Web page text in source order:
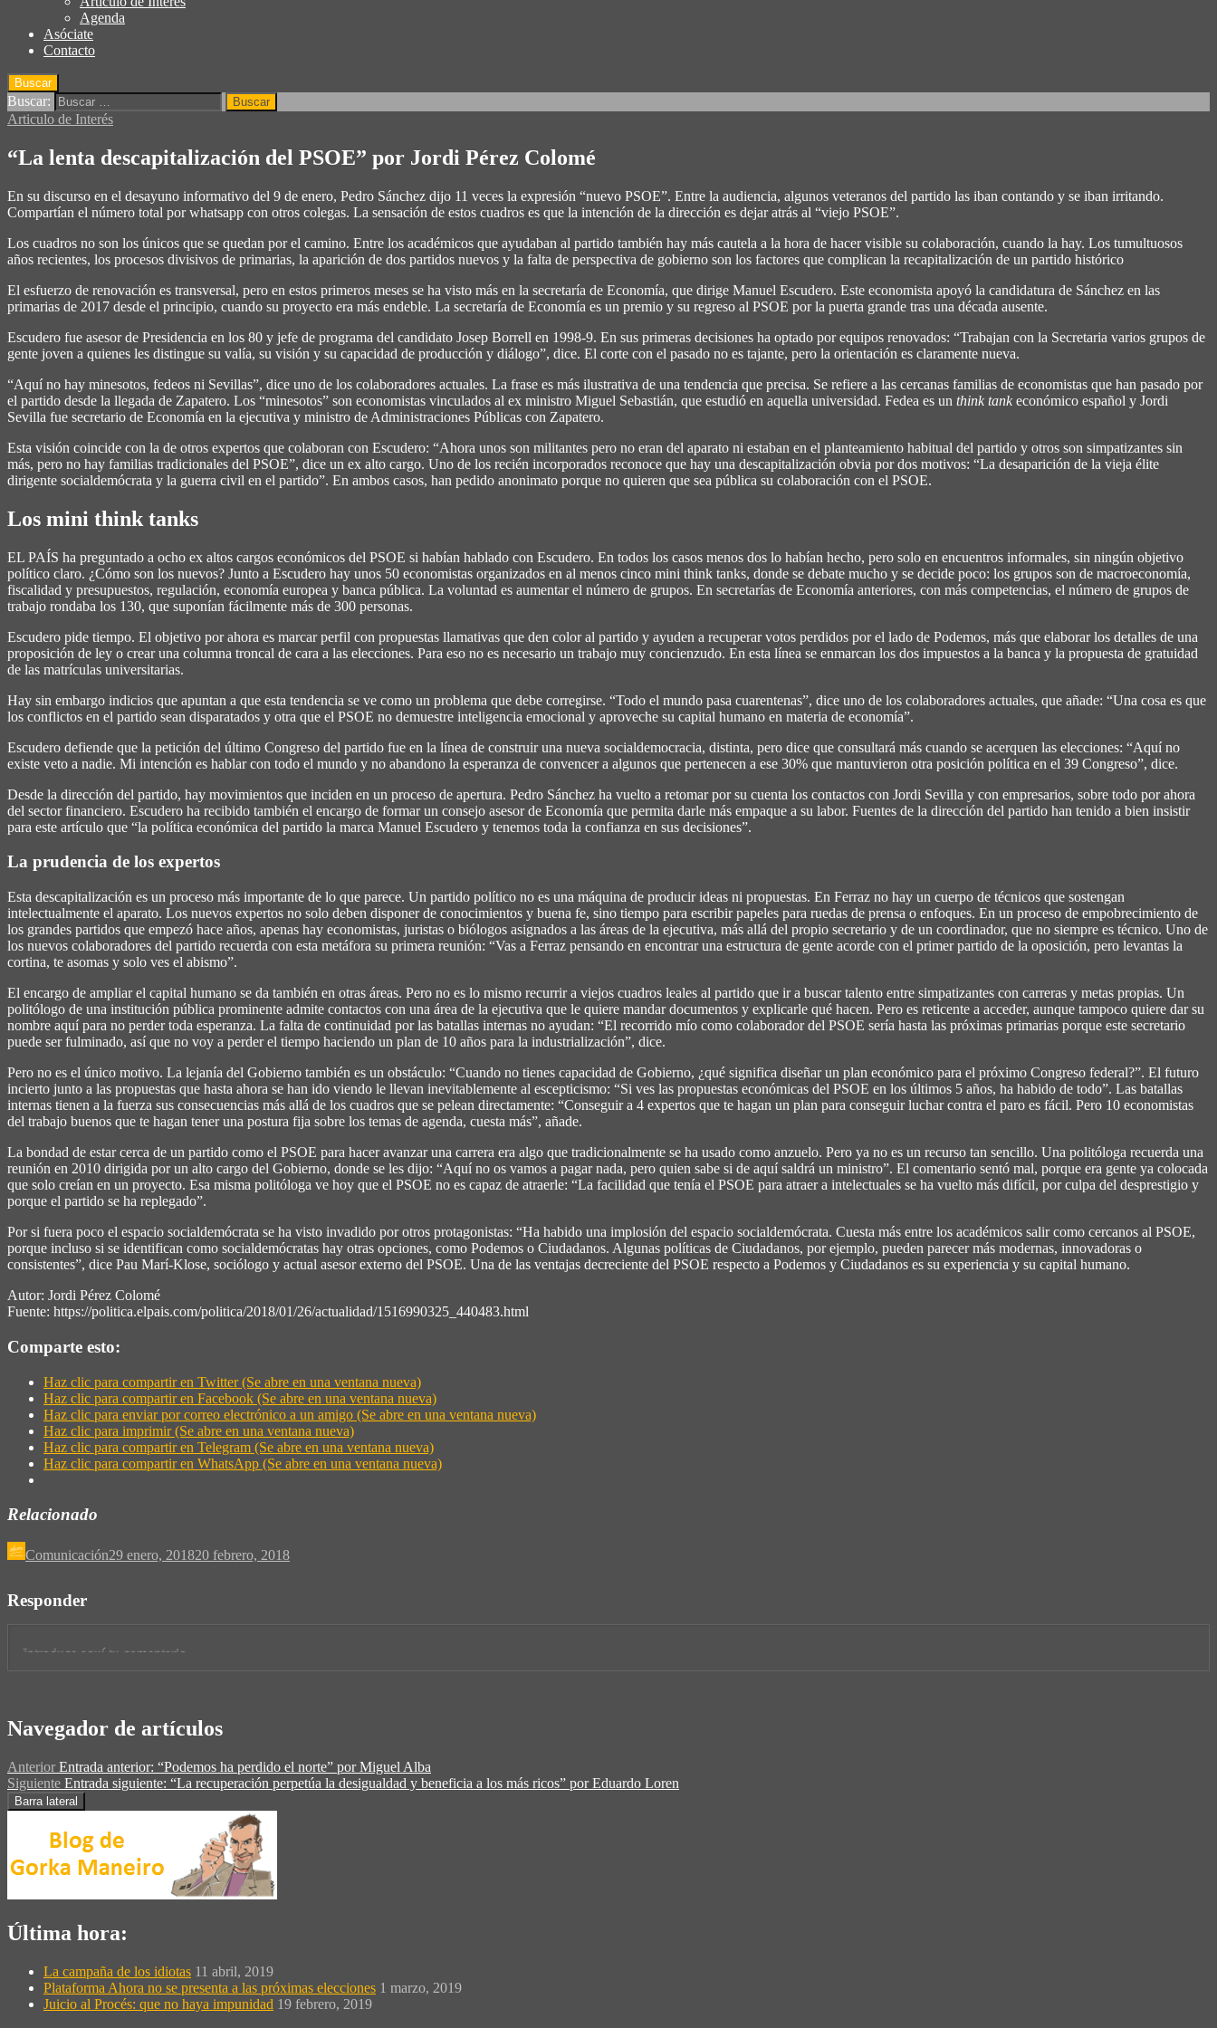
Agenda
Asóciate
Contacto
Buscar
Buscar:
Articulo de Interés
“La lenta descapitalización del PSOE” por Jordi Pérez Colomé
En su discurso en el desayuno informativo del 9 de enero, Pedro Sánchez dijo 11 veces la expresión “nuevo PSOE”. Entre la audiencia, algunos veteranos del partido las iban contando y se iban irritando.
Compartían el número total por whatsapp con otros colegas. La sensación de estos cuadros es que la intención de la dirección es dejar atrás al “viejo PSOE”.
Los cuadros no son los únicos que se quedan por el camino. Entre los académicos que ayudaban al partido también hay más cautela a la hora de hacer visible su colaboración, cuando la hay. Los tumultuosos
años recientes, los procesos divisivos de primarias, la aparición de dos partidos nuevos y la falta de perspectiva de gobierno son los factores que complican la recapitalización de un partido histórico
El esfuerzo de renovación es transversal, pero en estos primeros meses se ha visto más en la secretaría de Economía, que dirige Manuel Escudero. Este economista apoyó la candidatura de Sánchez en las
primarias de 2017 desde el principio, cuando su proyecto era más endeble. La secretaría de Economía es un premio y su regreso al PSOE por la puerta grande tras una década ausente.
Escudero fue asesor de Presidencia en los 80 y jefe de programa del candidato Josep Borrell en 1998-9. En sus primeras decisiones ha optado por equipos renovados: “Trabajan con la Secretaria varios grupos de
gente joven a quienes les distingue su valía, su visión y su capacidad de producción y diálogo”, dice. El corte con el pasado no es tajante, pero la orientación es claramente nueva.
“Aquí no hay minesotos, fedeos ni Sevillas”, dice uno de los colaboradores actuales. La frase es más ilustrativa de una tendencia que precisa. Se refiere a las cercanas familias de economistas que han pasado por
el partido desde la llegada de Zapatero. Los “minesotos” son economistas vinculados al ex ministro Miguel Sebastián, que estudió en aquella universidad. Fedea es un think tank económico español y Jordi
Sevilla fue secretario de Economía en la ejecutiva y ministro de Administraciones Públicas con Zapatero.
Esta visión coincide con la de otros expertos que colaboran con Escudero: “Ahora unos son militantes pero no eran del aparato ni estaban en el planteamiento habitual del partido y otros son simpatizantes sin
más, pero no hay familias tradicionales del PSOE”, dice un ex alto cargo. Uno de los recién incorporados reconoce que hay una descapitalización obvia por dos motivos: “La desaparición de la vieja élite
dirigente socialdemócrata y la guerra civil en el partido”. En ambos casos, han pedido anonimato porque no quieren que sea pública su colaboración con el PSOE.
Los mini think tanks
EL PAÍS ha preguntado a ocho ex altos cargos económicos del PSOE si habían hablado con Escudero. En todos los casos menos dos lo habían hecho, pero solo en encuentros informales, sin ningún objetivo
político claro. ¿Cómo son los nuevos? Junto a Escudero hay unos 50 economistas organizados en al menos cinco mini think tanks, donde se debate mucho y se decide poco: los grupos son de macroeconomía,
fiscalidad y presupuestos, regulación, economía europea y banca pública. La voluntad es aumentar el número de grupos. En secretarías de Economía anteriores, con más competencias, el número de grupos de
trabajo rondaba los 130, que suponían fácilmente más de 300 personas.
Escudero pide tiempo. El objetivo por ahora es marcar perfil con propuestas llamativas que den color al partido y ayuden a recuperar votos perdidos por el lado de Podemos, más que elaborar los detalles de una
proposición de ley o crear una columna troncal de cara a las elecciones. Para eso no es necesario un trabajo muy concienzudo. En esta línea se enmarcan los dos impuestos a la banca y la propuesta de gratuidad
de las matrículas universitarias.
Hay sin embargo indicios que apuntan a que esta tendencia se ve como un problema que debe corregirse. “Todo el mundo pasa cuarentenas”, dice uno de los colaboradores actuales, que añade: “Una cosa es que
los conflictos en el partido sean disparatados y otra que el PSOE no demuestre inteligencia emocional y aproveche su capital humano en materia de economía”.
Escudero defiende que la petición del último Congreso del partido fue en la línea de construir una nueva socialdemocracia, distinta, pero dice que consultará más cuando se acerquen las elecciones: “Aquí no
existe veto a nadie. Mi intención es hablar con todo el mundo y no abandono la esperanza de convencer a algunos que pertenecen a ese 30% que mantuvieron otra posición política en el 39 Congreso”, dice.
Desde la dirección del partido, hay movimientos que inciden en un proceso de apertura. Pedro Sánchez ha vuelto a retomar por su cuenta los contactos con Jordi Sevilla y con empresarios, sobre todo por ahora
del sector financiero. Escudero ha recibido también el encargo de formar un consejo asesor de Economía que permita darle más empaque a su labor. Fuentes de la dirección del partido han tenido a bien insistir
para este artículo que “la política económica del partido la marca Manuel Escudero y tenemos toda la confianza en sus decisiones”.
La prudencia de los expertos
Esta descapitalización es un proceso más importante de lo que parece. Un partido político no es una máquina de producir ideas ni propuestas. En Ferraz no hay un cuerpo de técnicos que sostengan
intelectualmente el aparato. Los nuevos expertos no solo deben disponer de conocimientos y buena fe, sino tiempo para escribir papeles para ruedas de prensa o enfoques. En un proceso de empobrecimiento de
los grandes partidos que empezó hace años, apenas hay economistas, juristas o biólogos asignados a las áreas de la ejecutiva, más allá del propio secretario y de un coordinador, que no siempre es técnico. Uno de
los nuevos colaboradores del partido recuerda con esta metáfora su primera reunión: “Vas a Ferraz pensando en encontrar una estructura de gente acorde con el primer partido de la oposición, pero levantas la
cortina, te asomas y solo ves el abismo”.
El encargo de ampliar el capital humano se da también en otras áreas. Pero no es lo mismo recurrir a viejos cuadros leales al partido que ir a buscar talento entre simpatizantes con carreras y metas propias. Un
politólogo de una institución pública prominente admite contactos con una área de la ejecutiva que le quiere mandar documentos y explicarle qué hacen. Pero es reticente a acceder, aunque tampoco quiere dar su
nombre aquí para no perder toda esperanza. La falta de continuidad por las batallas internas no ayudan: “El recorrido mío como colaborador del PSOE sería hasta las próximas primarias porque este secretario
puede ser fulminado, así que no voy a perder el tiempo haciendo un plan de 10 años para la industrialización”, dice.
Pero no es el único motivo. La lejanía del Gobierno también es un obstáculo: “Cuando no tienes capacidad de Gobierno, ¿qué significa diseñar un plan económico para el próximo Congreso federal?”. El futuro
incierto junto a las propuestas que hasta ahora se han ido viendo le llevan inevitablemente al escepticismo: “Si ves las propuestas económicas del PSOE en los últimos 5 años, ha habido de todo”. Las batallas
internas tienen a la fuerza sus consecuencias más allá de los cuadros que se pelean directamente: “Conseguir a 4 expertos que te hagan un plan para conseguir luchar contra el paro es fácil. Pero 10 economistas
del trabajo buenos que te hagan tener una postura fija sobre los temas de agenda, cuesta más”, añade.
La bondad de estar cerca de un partido como el PSOE para hacer avanzar una carrera era algo que tradicionalmente se ha usado como anzuelo. Pero ya no es un recurso tan sencillo. Una politóloga recuerda una
reunión en 2010 dirigida por un alto cargo del Gobierno, donde se les dijo: “Aquí no os vamos a pagar nada, pero quien sabe si de aquí saldrá un ministro”. El comentario sentó mal, porque era gente ya colocada
que solo creían en un proyecto. Esa misma politóloga ve hoy que el PSOE no es capaz de atraerle: “La facilidad que tenía el PSOE para atraer a intelectuales se ha vuelto más difícil, por culpa del desprestigio y
porque el partido se ha replegado”.
Por si fuera poco el espacio socialdemócrata se ha visto invadido por otros protagonistas: “Ha habido una implosión del espacio socialdemócrata. Cuesta más entre los académicos salir como cercanos al PSOE,
porque incluso si se identifican como socialdemócratas hay otras opciones, como Podemos o Ciudadanos. Algunas políticas de Ciudadanos, por ejemplo, pueden parecer más modernas, innovadoras o
consistentes”, dice Pau Marí-Klose, sociólogo y actual asesor externo del PSOE. Una de las ventajas decreciente del PSOE respecto a Podemos y Ciudadanos es su experiencia y su capital humano.
Autor: Jordi Pérez Colomé
Fuente: https://politica.elpais.com/politica/2018/01/26/actualidad/1516990325_440483.html
Comparte esto:
Haz clic para compartir en Twitter (Se abre en una ventana nueva)
Haz clic para compartir en Facebook (Se abre en una ventana nueva)
Haz clic para enviar por correo electrónico a un amigo (Se abre en una ventana nueva)
Haz clic para imprimir (Se abre en una ventana nueva)
Haz clic para compartir en Telegram (Se abre en una ventana nueva)
Haz clic para compartir en WhatsApp (Se abre en una ventana nueva)
Relacionado
Comunicación29 enero, 201820 febrero, 2018
Responder
Navegador de artículos
Anterior Entrada anterior: “Podemos ha perdido el norte” por Miguel Alba
Siguiente Entrada siguiente: “La recuperación perpetúa la desigualdad y beneficia a los más ricos” por Eduardo Loren
Barra lateral
Última hora:
La campaña de los idiotas 11 abril, 2019
Plataforma Ahora no se presenta a las próximas elecciones 1 marzo, 2019
Juicio al Procés: que no haya impunidad 19 febrero, 2019